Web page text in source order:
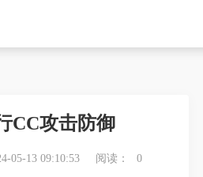
CC攻击防御
05-13 09:10:53 阅读： 0